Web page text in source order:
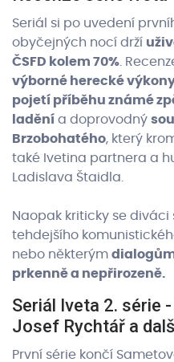
Seriál si po uvedení
obyčejných nocí drží
ČSFD kolem 70% .
výborné herecké
pojetí příběhu známé
ladění a doprovodný
Brzobohatého, který
také Ivetina partnera a
Ladislava Štaidla.
Naopak kriticky se
tehdejšího
nebo některým
prkenně a nepřirozeně.
Seriál Iveta 2. série
Josef Rychtář a
První série končí